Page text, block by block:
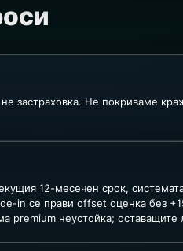
застраховка. Не покриваме
12-месечен срок,
in се прави offset оценка без
premium неустойка; оставащите